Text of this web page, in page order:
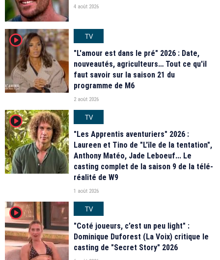
4 août 2026
player2
TV
"L'amour est dans le pré" 2026 : Date,
nouveautés, agriculteurs… Tout ce qu'il
faut savoir sur la saison 21 du
programme de M6
2 août 2026
player2
TV
"Les Apprentis aventuriers" 2026 :
Laureen et Tino de "L'île de la tentation",
Anthony Matéo, Jade Leboeuf... Le
casting complet de la saison 9 de la télé-
réalité de W9
1 août 2026
player2
TV
"Coté joueurs, c’est un peu light" :
Dominique Duforest (La Voix) critique le
casting de "Secret Story" 2026